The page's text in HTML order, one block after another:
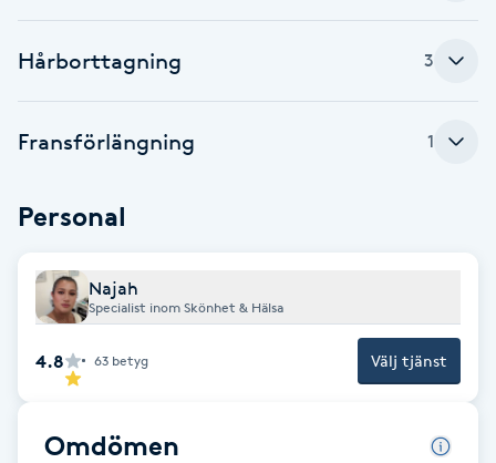
Diamantslipning
Extensions
Extensions borttagning
Eyeliner-tatuering
F
Face framing
Hårborttagning 3
Fransförlängning 1
Personal
Najah
Specialist inom Skönhet & Hälsa
4.8 63 betyg Välj tjänst
Omdömen